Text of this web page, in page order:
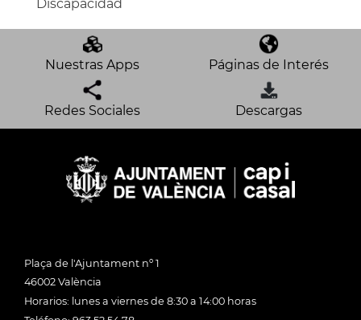
Discapacidad
Nuestras Apps Páginas de Interés
Redes Sociales Descargas
Plaça de l'Ajuntament nº 1
46002 València
Horarios: lunes a viernes de 8:30 a 14:00 horas